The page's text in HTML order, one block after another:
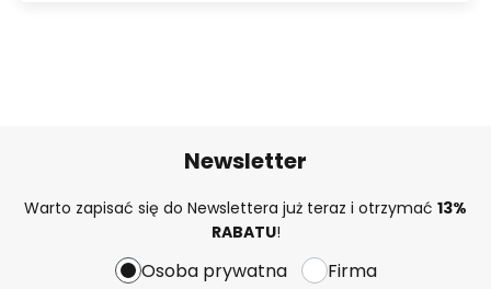
Newsletter
Warto zapisać się do Newslettera już teraz i otrzymać 13%
RABATU!
Osoba prywatna Firma